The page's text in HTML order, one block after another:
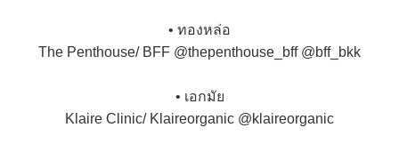
• ทองหล่อ
The Penthouse/ BFF @thepenthouse_bff @bff_bkk
• เอกมัย
Klaire Clinic/ Klaireorganic @klaireorganic